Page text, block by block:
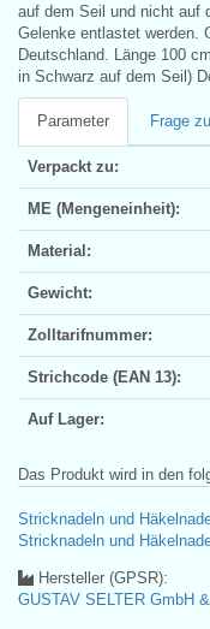
auf dem Seil und nicht auf
Gelenke entlastet werden.
Deutschland. Länge 100
in Schwarz auf dem Seil)
Parameter Frage
Verpackt zu:
ME (Mengeneinheit):
Material:
Gewicht:
Zolltarifnummer:
Strichcode (EAN 13):
Auf Lager:
Das Produkt wird in den
Stricknadeln und
Stricknadeln und
Hersteller (GPSR):
GUSTAV SELTER GmbH